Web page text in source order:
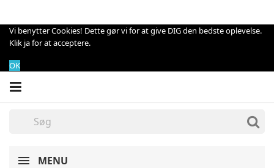
Vi benytter Cookies! Dette gør vi for at give DIG den bedste oplevelse.
Klik ja for at acceptere.
OK
MENU